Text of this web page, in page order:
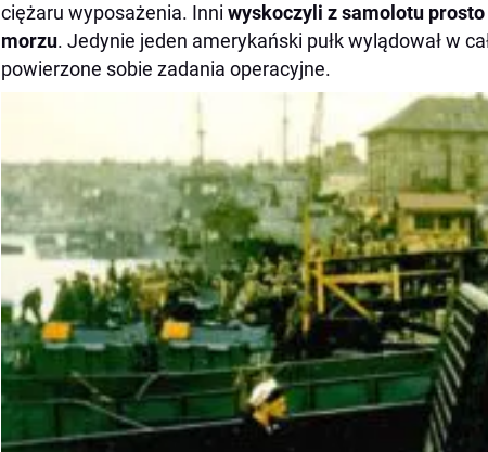
ciężaru wyposażenia. Inni wyskoczyli z samolotu
morzu. Jedynie jeden amerykański pułk wylądował w
powierzone sobie zadania operacyjne.